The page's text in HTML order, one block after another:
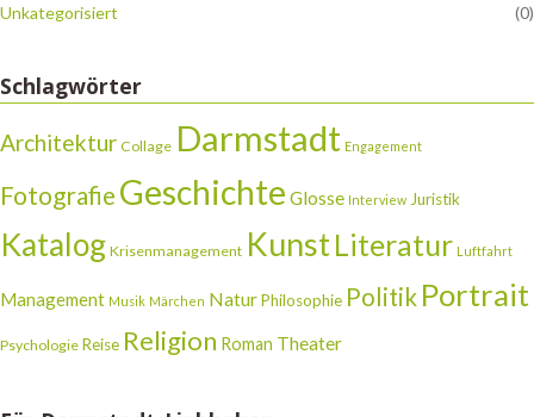
Unkategorisiert
(0)
Schlagwörter
Architektur Collage Darmstadt Engagement
Fotografie Geschichte Glosse Interview Juristik
Katalog Krisenmanagement KunstLiteratur Luftfahrt
Management Musik Märchen NaturPhilosophie Politik Portrait
Psychologie Reise Religion Roman Theater